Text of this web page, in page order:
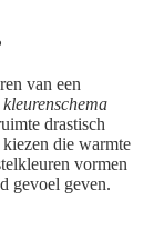
van een
kleurenschema
drastisch
die warmte
vormen
gevoel geven.